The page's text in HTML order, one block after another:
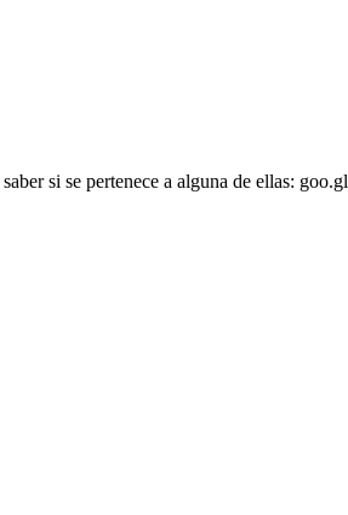
si se pertenece a alguna de ellas: